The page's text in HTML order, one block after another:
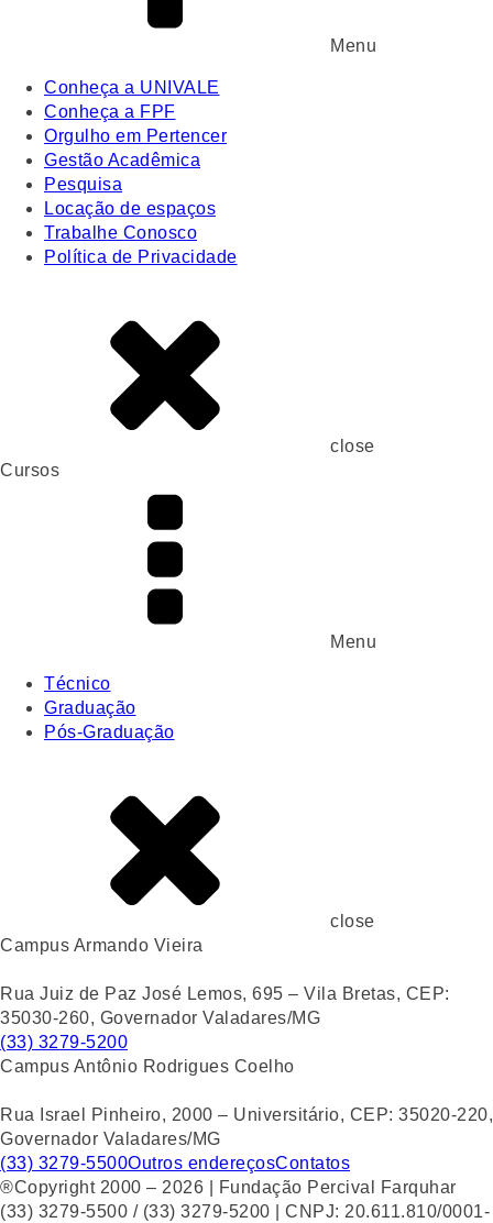
Menu
Conheça a UNIVALE
Conheça a FPF
Orgulho em Pertencer
Gestão Acadêmica
Pesquisa
Locação de espaços
Trabalhe Conosco
Política de Privacidade
close
Cursos
Menu
Técnico
Graduação
Pós-Graduação
close
Campus Armando Vieira
Rua Juiz de Paz José Lemos, 695 – Vila Bretas, CEP:
35030-260, Governador Valadares/MG
(33) 3279-5200
Campus Antônio Rodrigues Coelho
Rua Israel Pinheiro, 2000 – Universitário, CEP: 35020-220,
Governador Valadares/MG
(33) 3279-5500Outros endereçosContatos
®Copyright 2000 – 2026 | Fundação Percival Farquhar
(33) 3279-5500 / (33) 3279-5200 | CNPJ: 20.611.810/0001-